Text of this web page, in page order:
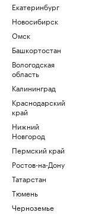
Екатеринбург
Новосибирск
Омск
Башкортостан
Вологодская
область
Калининград
Краснодарский
край
Нижний
Новгород
Пермский край
Ростов-на-Дону
Татарстан
Тюмень
Черноземье